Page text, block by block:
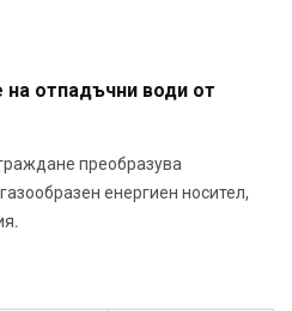
отпадъчни води от
преобразува
енергиен носител,